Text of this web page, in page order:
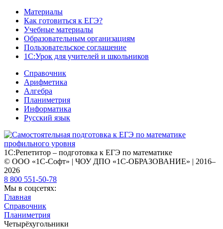
Материалы
Как готовиться к ЕГЭ?
Учебные материалы
Образовательным организациям
Пользовательское соглашение
1С:Урок для учителей и школьников
Справочник
Арифметика
Алгебра
Планиметрия
Информатика
Русский язык
1С:Репетитор – подготовка к ЕГЭ по математике
© ООО «1С-Софт» | ЧОУ ДПО «1С-ОБРАЗОВАНИЕ» | 2016–
2026
8 800 551-50-78
Мы в соцсетях:
Главная
Справочник
Планиметрия
Четырёхугольники